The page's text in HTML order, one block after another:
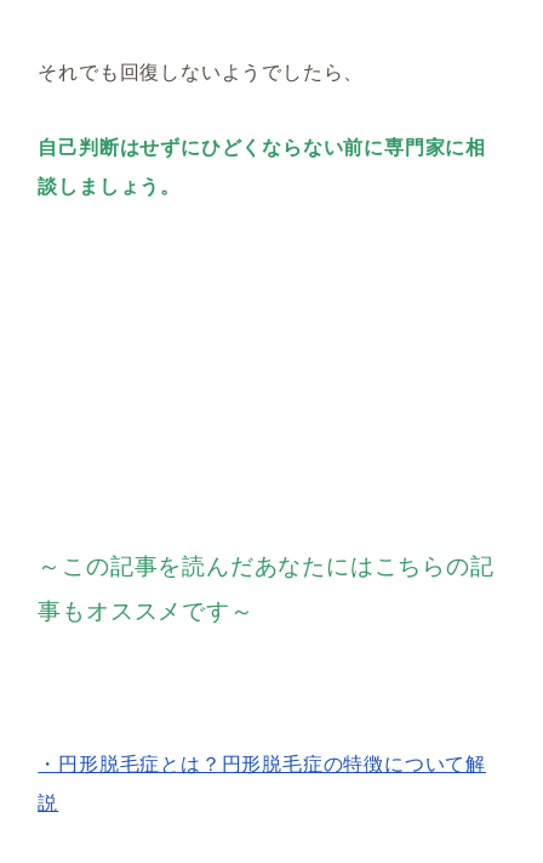
それでも回復しないようでしたら、
自己判断はせずにひどくならない前に専門家に相
談しましょう。
～この記事を読んだあなたにはこちらの記
事もオススメです～
・円形脱毛症とは？円形脱毛症の特徴について解
説